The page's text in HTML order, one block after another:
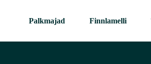
Palkmajad Finnlamelli